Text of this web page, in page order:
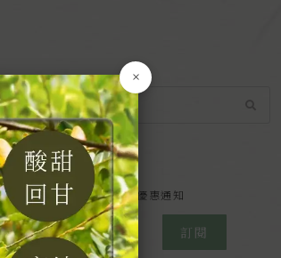
訂閱電子報
每週獲得文章精選及好物優惠通知
訂閱
×